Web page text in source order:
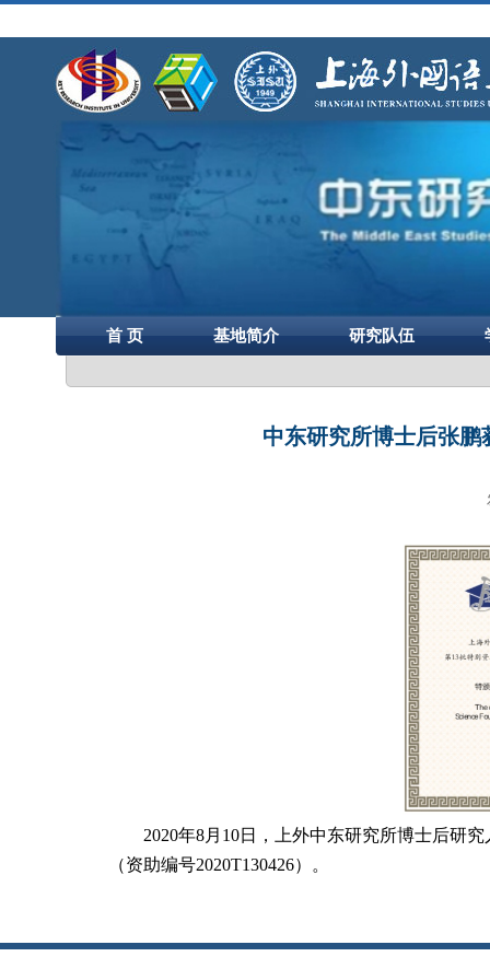
首 页 基地简介 研究队伍
中东研究所博士后张
2020年8月 10日，上外中东研究所博士后研
（资助编号2020T130426）。